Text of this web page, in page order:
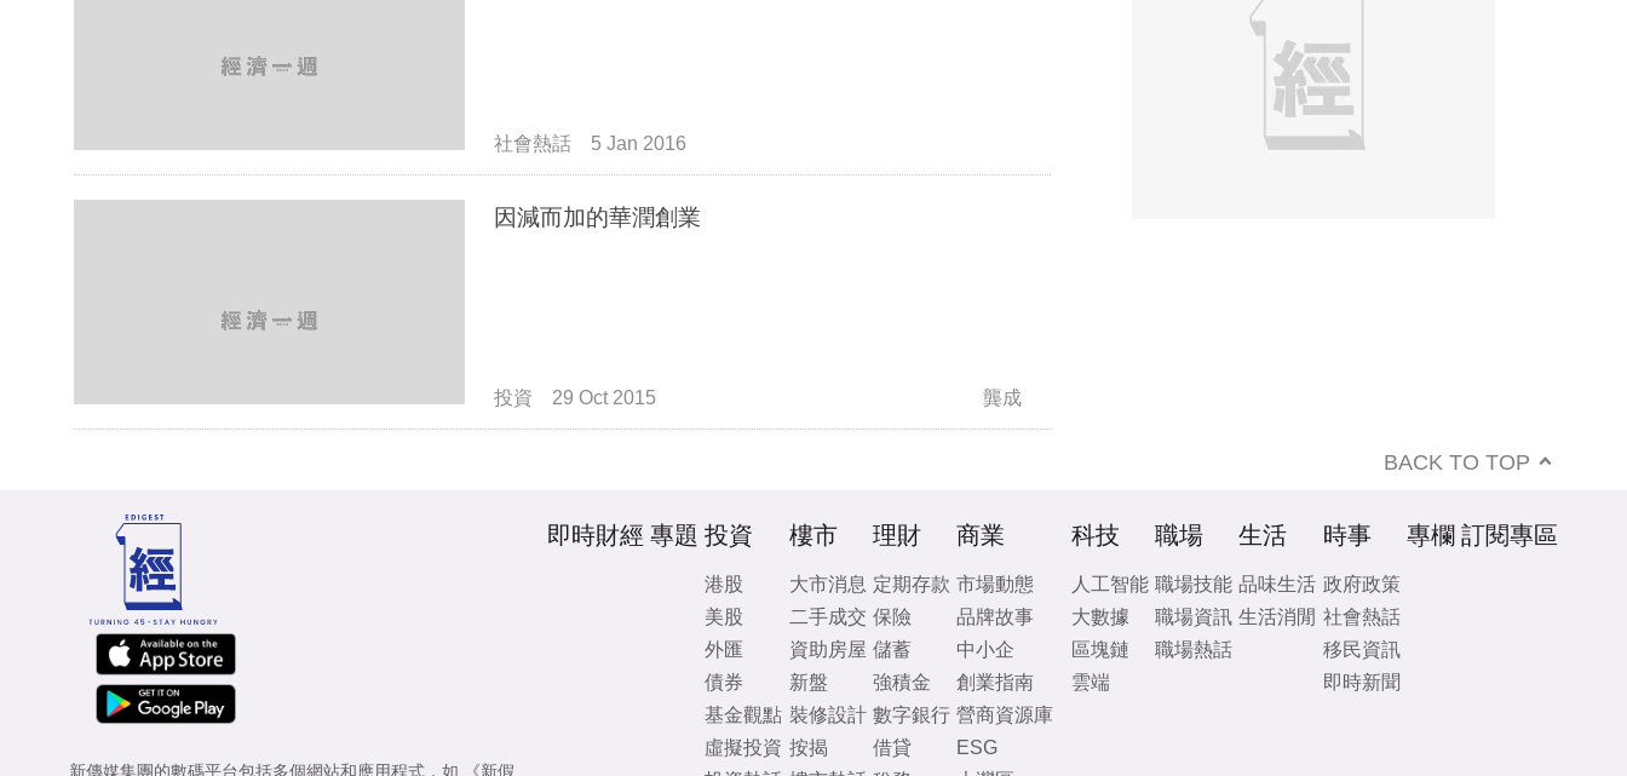
社會熱話 5 Jan 2016
因減而加的華潤創業
投資 29 Oct 2015 龔成
BACK TO TOP
新傳媒集團的數碼平台包括多個網站和應用程式，如 《新假
即時財經 專題 投資
港股
美股
外匯
債券
基金觀點
虛擬投資
樓市
大市消息
二手成交
資助房屋
新盤
裝修設計
按揭
理財
定期存款
保險
儲蓄
強積金
數字銀行
借貸
商業
市場動態
品牌故事
中小企
創業指南
營商資源庫
ESG
科技
人工智能
大數據
區塊鏈
雲端
職場
職場技能
職場資訊
職場熱話
生活
品味生活
生活消閒
時事
政府政策
社會熱話
移民資訊
即時新聞
專欄 訂閱專區